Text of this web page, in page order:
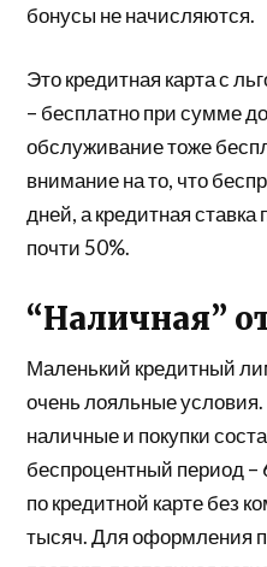
бонусы не начисляются.
Это кредитная карта с
– бесплатно при сумме
обслуживание тоже
внимание на то, что
дней, а кредитная ставка
почти 50%.
“Наличная”
Маленький кредитный
очень лояльные
наличные и покупки
беспроцентный период
по кредитной карте без
тысяч. Для оформления